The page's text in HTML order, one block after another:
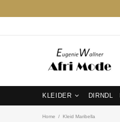
KLEIDER DIRNDL
Home Kleid Maribella